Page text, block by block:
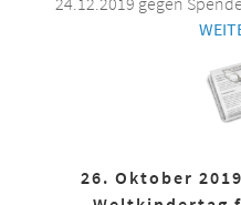
26. Oktober